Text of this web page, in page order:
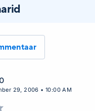
29, 2006 • 10:00 AM